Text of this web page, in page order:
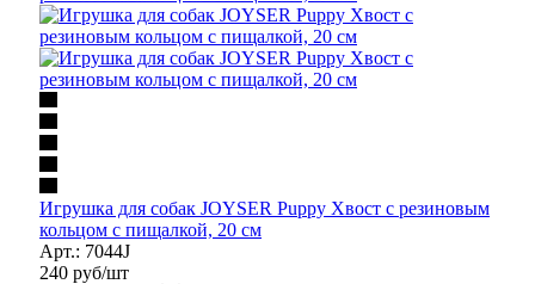
Игрушка для собак JOYSER Puppy Хвост с резиновым
кольцом с пищалкой, 20 см
Арт.: 7044J
240 руб/шт